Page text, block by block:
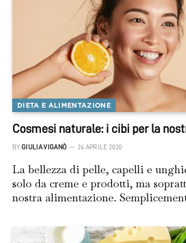
DIETA E ALIMENTAZIONE
Cosmesi naturale: i cibi per la
BY GIULIA VIGANÒ 24 APRILE 2020
La bellezza di pelle, capelli e
solo da creme e prodotti, ma
nostra alimentazione.